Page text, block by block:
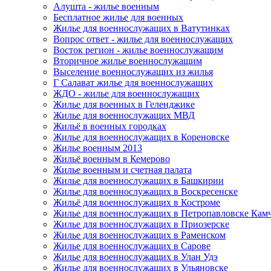
Алушта - жилье военным
Бесплатное жилье для военных
Жилье для военнослужащих в Ватутинках
Вопрос ответ - жилье для военнослужащих
Восток регион - жилье военнослужащим
Вторичное жилье военнослужащим
Выселение военнослужащих из жилья
Г Салават жилье для военнослужащих
ЖДО - жилье для военнослужащих
Жилье для военных в Геленджике
Жилье для военнослужащих МВД
Жильё в военных городках
Жилье для военнослужащих в Кореновске
Жилье военным 2013
Жильё военным в Кемерово
Жилье военным и счетная палата
Жилье для военнослужащих в Башкирии
Жилье для военнослужащих в Воскресенске
Жильё для военнослужащих в Костроме
Жилье для военнослужащих в Петропавловске
Жилье для военнослужащих в Приозерске
Жилье для военнослужащих в Раменском
Жилье для военнослужащих в Сарове
Жилье для военнослужащих в Улан Удэ
Жилье для военнослужащих в Ульяновске